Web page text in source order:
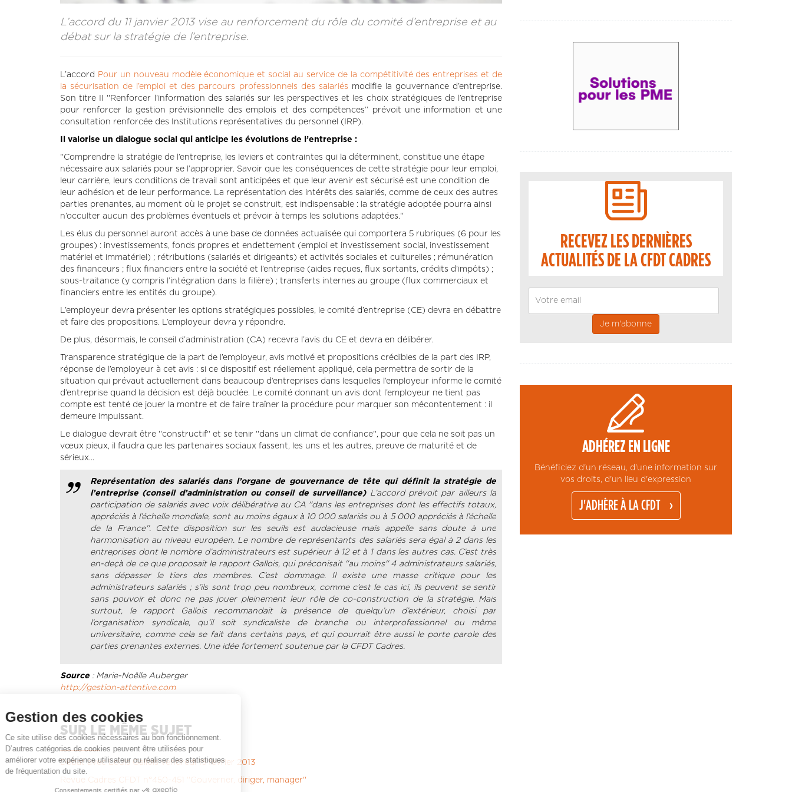
L’accord du 11 janvier 2013 vise au renforcement du rôle du comité d’entreprise et au
débat sur la stratégie de l’entreprise.
L’accord Pour un nouveau modèle économique et social au service de la compétitivité des entreprises et de
la sécurisation de l’emploi et des parcours professionnels des salariés modifie la gouvernance d’entreprise.
Son titre II ''Renforcer l’information des salariés sur les perspectives et les choix stratégiques de l’entreprise
pour renforcer la gestion prévisionnelle des emplois et des compétences’’ prévoit une information et une
consultation renforcée des Institutions représentatives du personnel (IRP).
Il valorise un dialogue social qui anticipe les évolutions de l’entreprise :
''Comprendre la stratégie de l’entreprise, les leviers et contraintes qui la déterminent, constitue une étape
nécessaire aux salariés pour se l’approprier. Savoir que les conséquences de cette stratégie pour leur emploi,
leur carrière, leurs conditions de travail sont anticipées et que leur avenir est sécurisé est une condition de
leur adhésion et de leur performance. La représentation des intérêts des salariés, comme de ceux des autres
parties prenantes, au moment où le projet se construit, est indispensable : la stratégie adoptée pourra ainsi
n’occulter aucun des problèmes éventuels et prévoir à temps les solutions adaptées.''
Les élus du personnel auront accès à une base de données actualisée qui comportera 5 rubriques (6 pour les
groupes) : investissements, fonds propres et endettement (emploi et investissement social, investissement
matériel et immatériel) ; rétributions (salariés et dirigeants) et activités sociales et culturelles ; rémunération
des financeurs ; flux financiers entre la société et l’entreprise (aides reçues, flux sortants, crédits d’impôts) ;
sous-traitance (y compris l’intégration dans la filière) ; transferts internes au groupe (flux commerciaux et
financiers entre les entités du groupe).
L’employeur devra présenter les options stratégiques possibles, le comité d’entreprise (CE) devra en débattre
et faire des propositions. L’employeur devra y répondre.
De plus, désormais, le conseil d’administration (CA) recevra l’avis du CE et devra en délibérer.
Transparence stratégique de la part de l’employeur, avis motivé et propositions crédibles de la part des IRP,
réponse de l’employeur à cet avis : si ce dispositif est réellement appliqué, cela permettra de sortir de la
situation qui prévaut actuellement dans beaucoup d’entreprises dans lesquelles l’employeur informe le comité
d’entreprise quand la décision est déjà bouclée. Le comité donnant un avis dont l’employeur ne tient pas
compte est tenté de jouer la montre et de faire traîner la procédure pour marquer son mécontentement : il
demeure impuissant.
Le dialogue devrait être ''constructif'' et se tenir ''dans un climat de confiance'', pour que cela ne soit pas un
vœux pieux, il faudra que les partenaires sociaux fassent, les uns et les autres, preuve de maturité et de
sérieux...
Représentation des salariés dans l’organe de gouvernance de tête qui définit la stratégie de
l’entreprise (conseil d’administration ou conseil de surveillance) L’accord prévoit par ailleurs la
participation de salariés avec voix délibérative au CA ''dans les entreprises dont les effectifs totaux,
appréciés à l’échelle mondiale, sont au moins égaux à 10 000 salariés ou à 5 000 appréciés à l’échelle
de la France''. Cette disposition sur les seuils est audacieuse mais appelle sans doute à une
harmonisation au niveau européen. Le nombre de représentants des salariés sera égal à 2 dans les
entreprises dont le nombre d’administrateurs est supérieur à 12 et à 1 dans les autres cas. C’est très
en-deçà de ce que proposait le rapport Gallois, qui préconisait ''au moins'' 4 administrateurs salariés,
sans dépasser le tiers des membres. C’est dommage. Il existe une masse critique pour les
administrateurs salariés ; s’ils sont trop peu nombreux, comme c’est le cas ici, ils peuvent se sentir
sans pouvoir et donc ne pas jouer pleinement leur rôle de co-construction de la stratégie. Mais
surtout, le rapport Gallois recommandait la présence de quelqu’un d’extérieur, choisi par
l’organisation syndicale, qu’il soit syndicaliste de branche ou interprofessionnel ou même
universitaire, comme cela se fait dans certains pays, et qui pourrait être aussi le porte parole des
parties prenantes externes. Une idée fortement soutenue par la CFDT Cadres.
Source : Marie-Noëlle Auberger
http://gestion-attentive.com
SUR LE MÊME SUJET
Débat avec Louis Gallois vendredi 15 février 2013
Revue Cadres CFDT n°450-451 ''Gouverner, diriger, manager''
RECEVEZ LES DERNIÈRES
ACTUALITÉS DE LA CFDT CADRES
ADHÉREZ EN LIGNE
Bénéficiez d'un réseau, d'une information sur
vos droits, d'un lieu d'expression
J'ADHÈRE À LA CFDT
Gestion des cookies
Ce site utilise des cookies nécessaires au bon fonctionnement.
D’autres catégories de cookies peuvent être utilisées pour
améliorer votre expérience utilisateur ou réaliser des statistiques
de fréquentation du site.
Consentements certifiés par